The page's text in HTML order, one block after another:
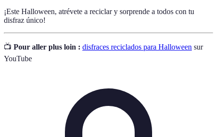
¡Este Halloween, atrévete a reciclar y sorprende a todos con tu
disfraz único!
📺 Pour aller plus loin : disfraces reciclados para Halloween sur
YouTube